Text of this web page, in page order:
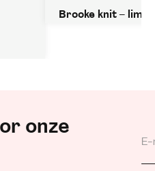
Brooke knit – lime
onze